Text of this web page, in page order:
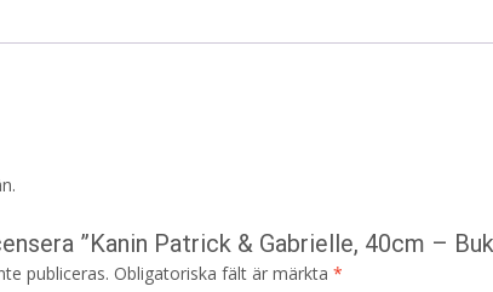
”Kanin Patrick & Gabrielle, 40cm –
publiceras. Obligatoriska fält är märkta *